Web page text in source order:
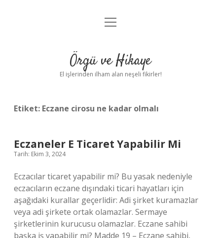
Anasayfa
Yasal Uyarı
menüyü
Örgü ve Hikaye
El işlerinden ilham alan neşeli fikirler!
Etiket: Eczane cirosu ne kadar olmalı
Eczaneler E Ticaret Yapabilir Mi
Tarih: Ekim 3, 2024
Eczacılar ticaret yapabilir mi? Bu yasak nedeniyle
eczacıların eczane dışındaki ticari hayatları için
aşağıdaki kurallar geçerlidir: Adi şirket kuramazlar
veya adi şirkete ortak olamazlar. Sermaye
şirketlerinin kurucusu olamazlar. Eczane sahibi
başka iş yapabilir mi? Madde 19 – Eczane sahibi,